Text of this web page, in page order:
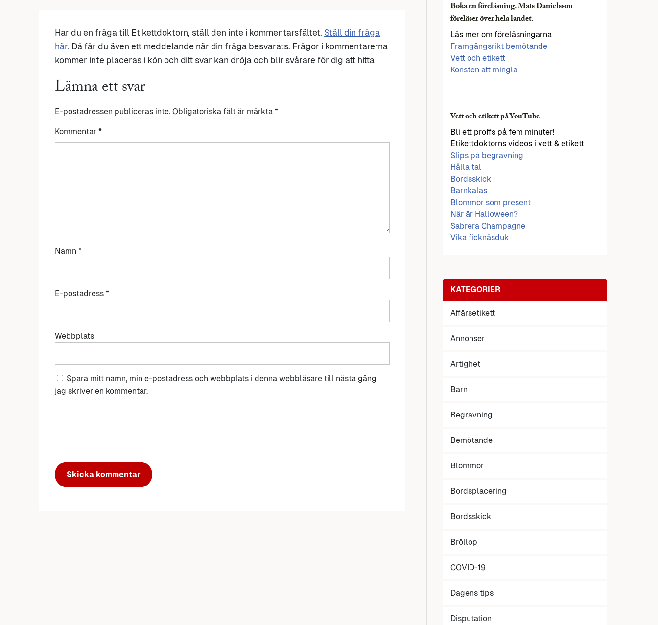
Har du en fråga till Etikettdoktorn, ställ den inte i kommentarsfältet. Ställ din fråga
här. Då får du även ett meddelande när din fråga besvarats. Frågor i kommentarerna
kommer inte placeras i kön och ditt svar kan dröja och blir svårare för dig att hitta
Lämna ett svar
E-postadressen publiceras inte. Obligatoriska fält är märkta *
Kommentar *
Namn *
E-postadress *
Webbplats
Spara mitt namn, min e-postadress och webbplats i denna webbläsare till nästa gång
jag skriver en kommentar.
Boka en föreläsning. Mats Danielsson
föreläser över hela landet.
Läs mer om föreläsningarna
Framgångsrikt bemötande
Vett och etikett
Konsten att mingla
Vett och etikett på YouTube
Bli ett proffs på fem minuter!
Etikettdoktorns videos i vett & etikett
Slips på begravning
Hålla tal
Bordsskick
Barnkalas
Blommor som present
När är Halloween?
Sabrera Champagne
Vika ficknäsduk
KATEGORIER
Affärsetikett
Annonser
Artighet
Barn
Begravning
Bemötande
Blommor
Bordsplacering
Bordsskick
Bröllop
COVID-19
Dagens tips
Disputation